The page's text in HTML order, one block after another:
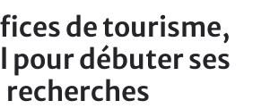
de tourisme,
pour débuter ses
recherches​